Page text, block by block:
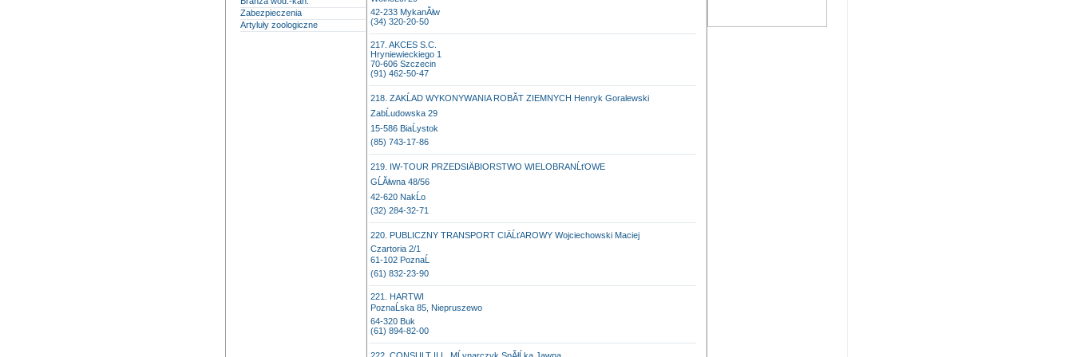
Zabezpieczenia
Artyluły zoologiczne
42-233 MykanĂłw
(34) 320-20-50
217. AKCES S.C.
Hryniewieckiego 1
70-606 Szczecin
(91) 462-50-47
218. ZAKĹAD WYKONYWANIA ROBĂT ZIEMNYCH Henryk Goralewski
ZabĹudowska 29
15-586 BiaĹystok
(85) 743-17-86
219. IW-TOUR PRZEDSIÄBIORSTWO WIELOBRANĹťOWE
GĹĂłwna 48/56
42-620 NakĹo
(32) 284-32-71
220. PUBLICZNY TRANSPORT CIÄĹťAROWY Wojciechowski Maciej
Czartoria 2/1
61-102 PoznaĹ
(61) 832-23-90
221. HARTWI
PoznaĹska 85, Niepruszewo
64-320 Buk
(61) 894-82-00